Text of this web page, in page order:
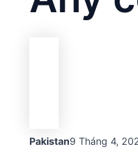
Pakistan9 Tháng 4,